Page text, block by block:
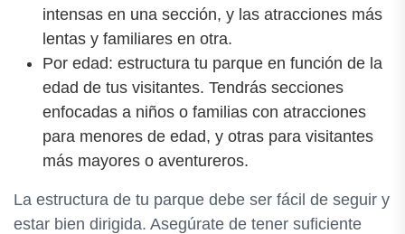
intensas en una sección, y las atracciones más
lentas y familiares en otra.
Por edad: estructura tu parque en función de la
edad de tus visitantes. Tendrás secciones
enfocadas a niños o familias con atracciones
para menores de edad, y otras para visitantes
más mayores o aventureros.
La estructura de tu parque debe ser fácil de seguir y
estar bien dirigida. Asegúrate de tener suficiente